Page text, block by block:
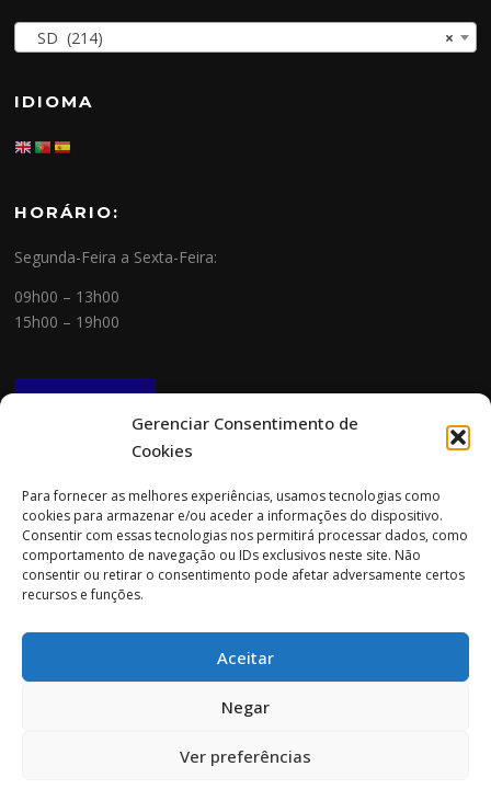
Gerenciar Consentimento de
Cookies
Para fornecer as melhores experiências, usamos tecnologias como
cookies para armazenar e/ou aceder a informações do dispositivo.
Consentir com essas tecnologias nos permitirá processar dados, como
comportamento de navegação ou IDs exclusivos neste site. Não
consentir ou retirar o consentimento pode afetar adversamente certos
recursos e funções.
Aceitar
Negar
Ver preferências
×
SD (214)
IDIOMA
HORÁRIO:
Segunda-Feira a Sexta-Feira:
09h00 – 13h00
15h00 – 19h00
NEWSLETTER
Morada:
Rua Cidade do Porto 151
4705-085 Braga
Tlm: 919 782 600 (chamada para a rede móvel nacional)